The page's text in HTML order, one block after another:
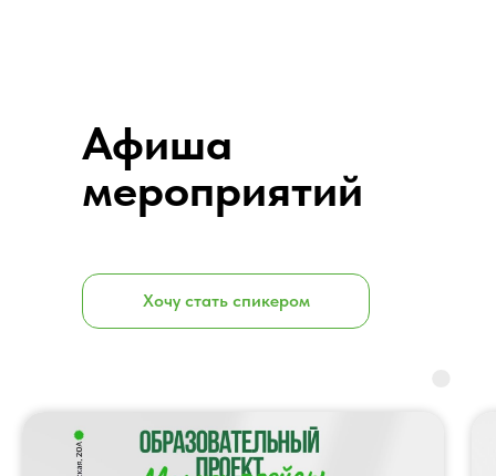
Афиша
мероприятий
Хочу стать спикером